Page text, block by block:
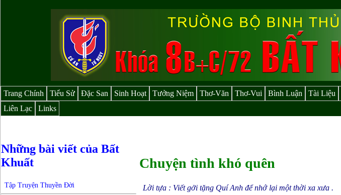
Trang Chính Tiểu Sử Đặc San Sinh Hoạt Tưởng Niệm Thơ-Văn Thơ-Vui Bình Luận Tài Liệu
Liên Lạc
Links
Những bài viết của Bất
Khuất
Tập Truyện Thuyền Đời
Chuyện tình khó quên
Lời tựa : Viết gởi tặng Quí Anh để nhớ lại một thời xa xưa .